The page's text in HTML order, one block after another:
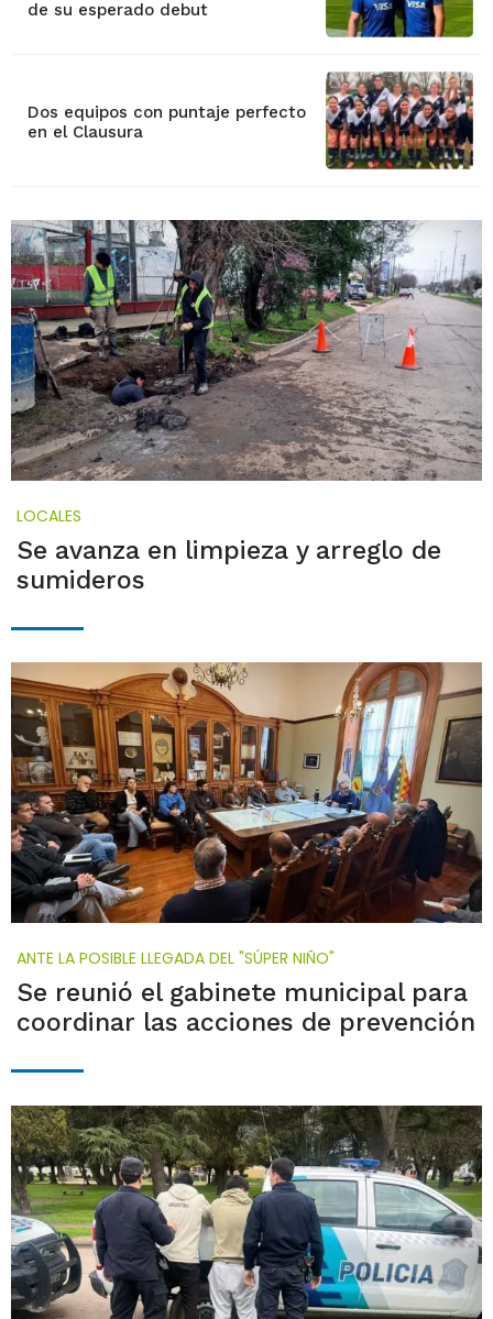
de su esperado debut
Dos equipos con puntaje perfecto
en el Clausura
LOCALES
Se avanza en limpieza y arreglo de
sumideros
ANTE LA POSIBLE LLEGADA DEL "SÚPER NIÑO"
Se reunió el gabinete municipal para
coordinar las acciones de prevención